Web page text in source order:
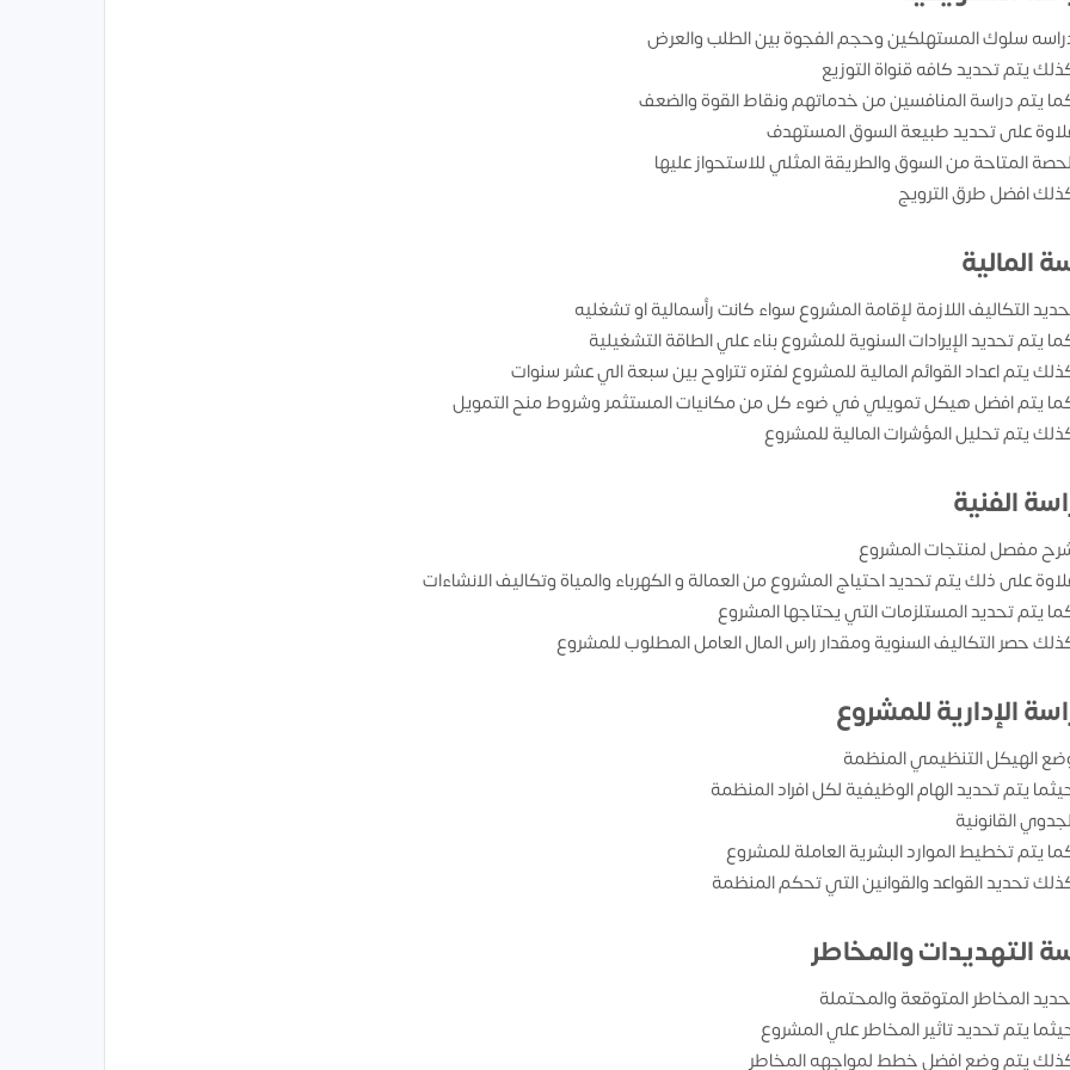
سلوك المستهلكين وحجم الفجوة بين الطلب والعرض
يتم تحديد كافه قنواة التوزيع
يتم دراسة المنافسين من خدماتهم ونقاط القوة والضعف
على تحديد طبيعة السوق المستهدف
المتاحة من السوق والطريقة المثلي للاستحواز عليها
افضل طرق الترويج
المالية
التكاليف اللازمة لإقامة المشروع سواء كانت رأسمالية او تشغليه
يتم تحديد الإيرادات السنوية للمشروع بناء علي الطاقة التشغيلية
يتم اعداد القوائم المالية للمشروع لفتره تتراوح بين سبعة الي عشر سنوات
يتم افضل هيكل تمويلي في ضوء كل من مكانيات المستثمر وشروط منح التمويل
يتم تحليل المؤشرات المالية للمشروع
الفنية
مفصل لمنتجات المشروع
على ذلك يتم تحديد احتياج المشروع من العمالة و الكهرباء والمياة وتكاليف الانشاءات
يتم تحديد المستلزمات التي يحتاجها المشروع
حصر التكاليف السنوية ومقدار راس المال العامل المطلوب للمشروع
الإدارية للمشروع
الهيكل التنظيمي المنظمة
يتم تحديد الهام الوظيفية لكل افراد المنظمة
القانونية
يتم تخطيط الموارد البشرية العاملة للمشروع
تحديد القواعد والقوانين التي تحكم المنظمة
التهديدات والمخاطر
المخاطر المتوقعة والمحتملة
يتم تحديد تاثير المخاطر علي المشروع
يتم وضع افضل خطط لمواجهه المخاطر